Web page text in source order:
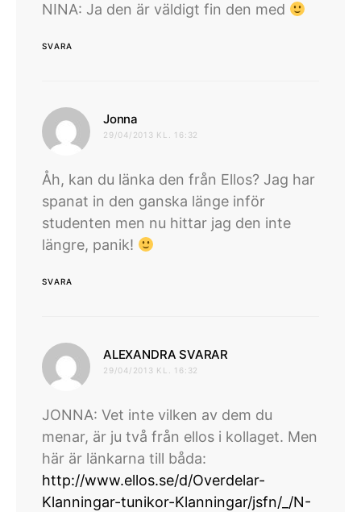
NINA: Ja den är väldigt fin den med
SVARA
Jonna
29/04/2013 KL. 16:32
Åh, kan du länka den från Ellos? Jag har
spanat in den ganska länge inför
studenten men nu hittar jag den inte
längre, panik!
SVARA
ALEXANDRA SVARAR
29/04/2013 KL. 16:32
JONNA: Vet inte vilken av dem du
menar, är ju två från ellos i kollaget. Men
här är länkarna till båda:
http://www.ellos.se/d/Overdelar-
Klanningar-tunikor-Klanningar/jsfn/_/N-